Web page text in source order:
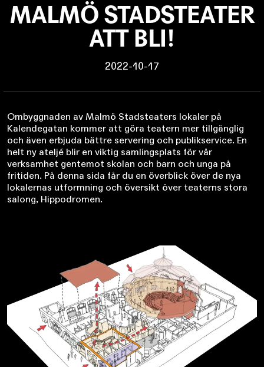
MALMÖ STADSTEATER
ATT BLI!
2022-10-17
Ombyggnaden av Malmö Stadsteaters lokaler på
Kalendegatan kommer att göra teatern mer tillgänglig
och även erbjuda bättre servering och publikservice. En
helt ny ateljé blir en viktig samlingsplats för vår
verksamhet gentemot skolan och barn och unga på
fritiden. På denna sida får du en överblick över de nya
lokalernas utformning och översikt över teaterns stora
salong, Hippodromen.